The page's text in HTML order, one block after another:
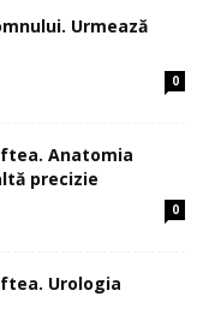
Urmează
0
Anatomia
precizie
0
Urologia